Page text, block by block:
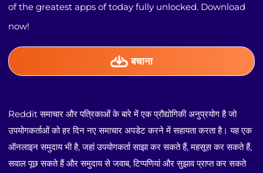
of the greatest apps of today fully unlocked. Download
now!
बचाना
Reddit समाचार और पत्रिकाओं के बारे में एक प्रौद्योगिकी अनुप्रयोग है जो
उपयोगकर्ताओं को हर दिन नए समाचार अपडेट करने में सहायता करता है। यह एक
ऑनलाइन समुदाय भी है, जहां उपयोगकर्ता साझा कर सकते हैं, महसूस कर सकते हैं,
सवाल पूछ सकते हैं और समुदाय से जवाब, टिप्पणियां और सुझाव प्राप्त कर सकते